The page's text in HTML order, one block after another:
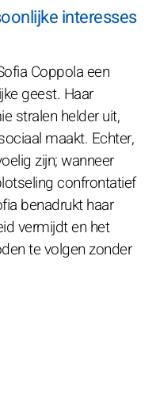
interesses
Coppola een
geest. Haar
stralen helder uit,
maakt. Echter,
zijn; wanneer
confrontatief
benadrukt haar
vermijdt en het
te volgen zonder